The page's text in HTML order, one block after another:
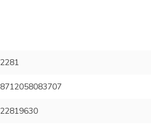
2281
8712058083707
22819630